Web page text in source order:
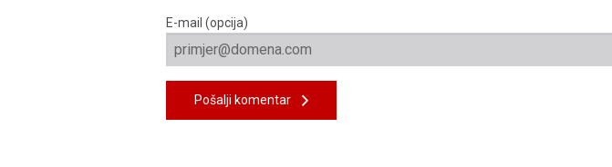
E-mail (opcija)
Pošalji komentar